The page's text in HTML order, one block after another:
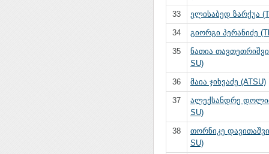
33 ელისაბედ ზარქუა
34 გიორგი პერანიძე
35
ნათია
SU)
36 მაია ჯიხვაძე (ATSU)
37
ალექსანდრე
SU)
38
თორნიკე
SU)